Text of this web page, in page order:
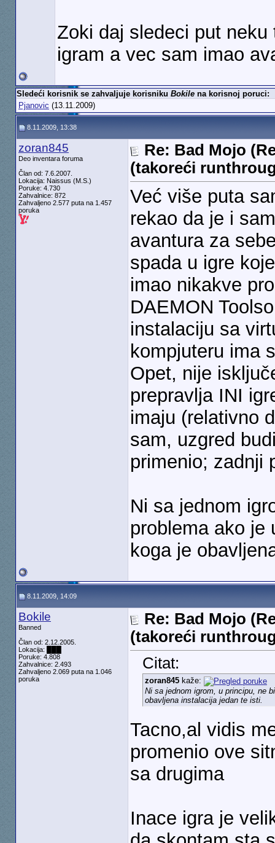
Zoki daj sledeci put
igram a vec sam imao
Sledeći korisnik se zahvaljuje korisniku Bokilena korisnoj poruci:
Pjanovic (13.11.2009)
8.11.2009, 13:38
zoran845
Deo inventara foruma
Član od: 7.6.2007.
Lokacija: Naissus (M.S.)
Poruke: 4.730
Zahvalnice: 872
Zahvaljeno 2.577 puta na 1.457
poruka
Re: Bad Mojo
(takoreći
Već više puta
rekao da je i
avantura za
spada u igre
imao nikakve
DAEMON
instalaciju sa
kompjuteru ima
Opet, nije
prepravlja INI
imaju (relativno
sam, uzgred
primenio; zadnji
Ni sa jednom
problema ako je
koga je
8.11.2009, 14:09
Bokile
Banned
Član od: 2.12.2005.
Lokacija: ███
Poruke: 4.808
Zahvalnice: 2.493
Zahvaljeno 2.069 puta na 1.046
poruka
Re: Bad Mojo
(takoreći
Citat:
zoran845kaže:
Ni sa jednom igrom, u principu, ne
obavljena instalacija jedan te isti.
Tacno,al vidis
promenio ove
sa drugima
Inace igra je